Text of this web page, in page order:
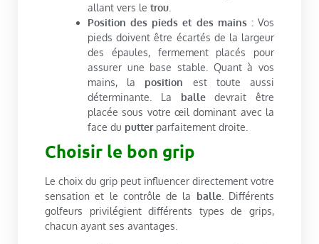
allant vers le trou.
Position des pieds et des mains :Vos
pieds doivent être écartés de la largeur
des épaules, fermement placés pour
assurer une base stable. Quant à vos
mains, la position est toute aussi
déterminante. La
balledevrait être
placée sous votre œil dominant avec la
face du putterparfaitement droite.
Choisir le bon grip
Le choix du grip peut influencer directement votre
sensation et le contrôle de la
balle. Différents
golfeurs privilégient différents types de grips,
chacun ayant ses avantages.